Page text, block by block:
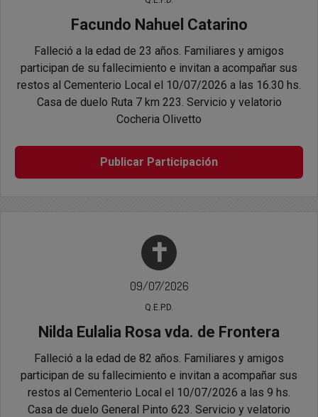
Facundo Nahuel Catarino
Falleció a la edad de 23 años. Familiares y amigos
participan de su fallecimiento e invitan a acompañar sus
restos al Cementerio Local el 10/07/2026 a las 16.30 hs.
Casa de duelo Ruta 7 km 223. Servicio y velatorio
Cocheria Olivetto
Publicar Participación
✝
09/07/2026
Q.E.P.D.
Nilda Eulalia Rosa vda. de Frontera
Falleció a la edad de 82 años. Familiares y amigos
participan de su fallecimiento e invitan a acompañar sus
restos al Cementerio Local el 10/07/2026 a las 9 hs.
Casa de duelo General Pinto 623. Servicio y velatorio